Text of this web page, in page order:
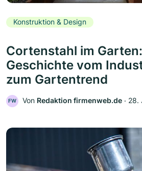
Konstruktion & Design
Cortenstahl im
Geschichte vom
zum Gartentrend
FW Von Redaktion firmenweb.de ‧ 28.